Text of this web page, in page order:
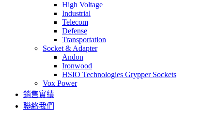
High Voltage
Industrial
Telecom
Defense
Transportation
Socket & Adapter
Andon
Ironwood
HSIO Technologies Grypper Sockets
Vox Power
銷售實績
聯絡我們